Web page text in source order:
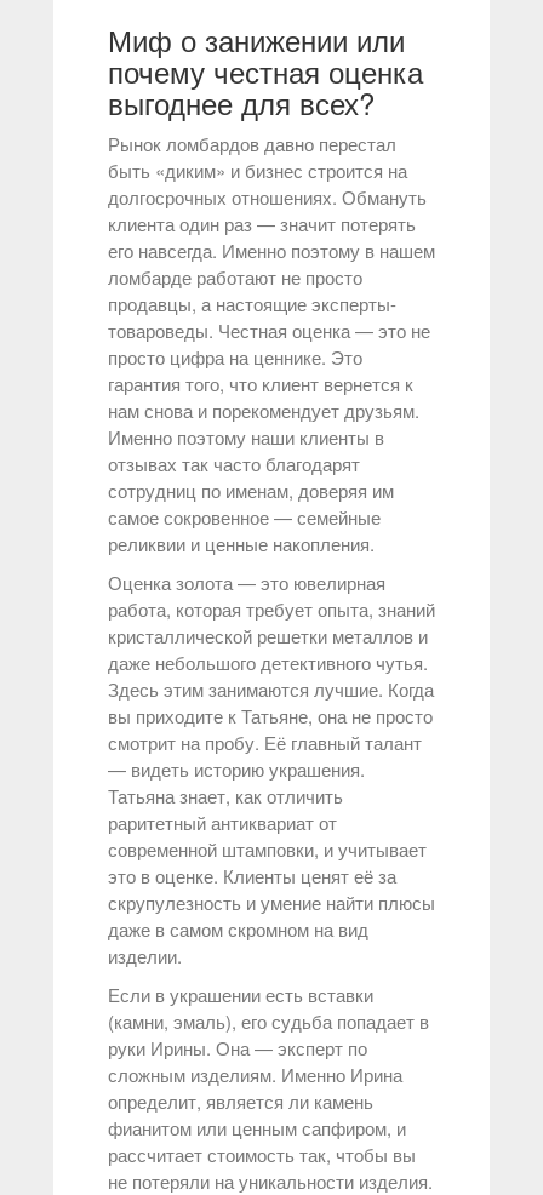
Миф о занижении или
почему честная оценка
выгоднее для всех?
Рынок ломбардов давно перестал
быть «диким» и бизнес строится на
долгосрочных отношениях. Обмануть
клиента один раз — значит потерять
его навсегда. Именно поэтому в нашем
ломбарде работают не просто
продавцы, а настоящие эксперты-
товароведы. Честная оценка — это не
просто цифра на ценнике. Это
гарантия того, что клиент вернется к
нам снова и порекомендует друзьям.
Именно поэтому наши клиенты в
отзывах так часто благодарят
сотрудниц по именам, доверяя им
самое сокровенное — семейные
реликвии и ценные накопления.
Оценка золота — это ювелирная
работа, которая требует опыта, знаний
кристаллической решетки металлов и
даже небольшого детективного чутья.
Здесь этим занимаются лучшие. Когда
вы приходите к Татьяне, она не просто
смотрит на пробу. Её главный талант
— видеть историю украшения.
Татьяна знает, как отличить
раритетный антиквариат от
современной штамповки, и учитывает
это в оценке. Клиенты ценят её за
скрупулезность и умение найти плюсы
даже в самом скромном на вид
изделии.
Если в украшении есть вставки
(камни, эмаль), его судьба попадает в
руки Ирины. Она — эксперт по
сложным изделиям. Именно Ирина
определит, является ли камень
фианитом или ценным сапфиром, и
рассчитает стоимость так, чтобы вы
не потеряли на уникальности изделия.